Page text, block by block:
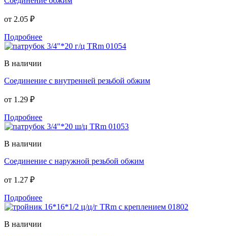
от 2.05 ₽
Подробнее
В наличии
Соединение с внутренней резьбой обжим
от 1.29 ₽
Подробнее
В наличии
Соединение с наружной резьбой обжим
от 1.27 ₽
Подробнее
В наличии